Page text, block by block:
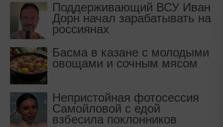
Поддерживающий ВСУ Иван
Дорн начал зарабатывать на
россиянах
Басма в казане с молодыми
овощами и сочным мясом
Непристойная фотосессия
Самойловой с едой
взбесила поклонников